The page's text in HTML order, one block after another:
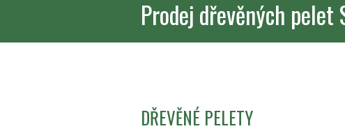
Prodej dřevěných pelet
DŘEVĚNÉ PELETY